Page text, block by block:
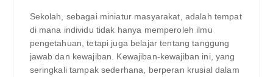
Sekolah, sebagai miniatur masyarakat, adalah tempat
di mana individu tidak hanya memperoleh ilmu
pengetahuan, tetapi juga belajar tentang tanggung
jawab dan kewajiban. Kewajiban-kewajiban ini, yang
seringkali tampak sederhana, berperan krusial dalam